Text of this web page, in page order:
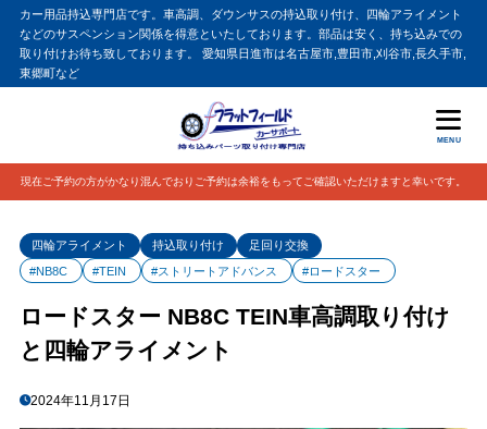
カー用品持込専門店です。車高調、ダウンサスの持込取り付け、四輪アライメント
などのサスペンション関係を得意といたしております。部品は安く、持ち込みでの
取り付けお待ち致しております。 愛知県日進市は名古屋市,豊田市,刈谷市,長久手市,
東郷町など
MENU
現在ご予約の方がかなり混んでおりご予約は余裕をもってご確認いただけますと幸いです。
四輪アライメント 持込取り付け
足回り交換
#NB8C
#TEIN #ストリートアドバンス #ロードスター
ロードスター NB8C TEIN車高調取り付け
と四輪アライメント
2024年11月17日